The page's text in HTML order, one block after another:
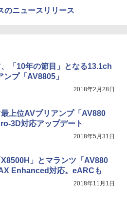
のニュースリリース
「10年の節目」となる13.1ch
ンプ「AV8805」
2018年2月28日
上位AVプリアンプ「AV880
3D対応アップデート
2018年5月31日
」とマランツ「AV880
Enhanced対応。eARCも
2018年11月1日